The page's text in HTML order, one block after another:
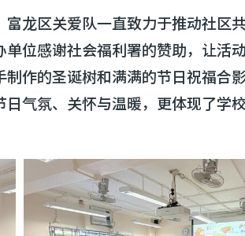
龙区关爱队一直致力于推动社
位感谢社会福利署的赞助，让活
作的圣诞树和满满的节日祝福合
气氛、关怀与温暖，更体现了学